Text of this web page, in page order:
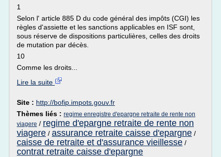
1
Selon l' article 885 D du code général des impôts (CGI) les
règles d'assiette et les sanctions applicables en ISF sont,
sous réserve de dispositions particulières, celles des droits
de mutation par décès.
10
Comme les droits...
Lire la suite
Site : http://bofip.impots.gouv.fr
Thèmes liés : regime enregistre d'epargne retraite de rente non
viagere / regime d'epargne retraite de rente non
viagere / assurance retraite caisse d'epargne /
caisse de retraite et d'assurance vieillesse /
contrat retraite caisse d'epargne